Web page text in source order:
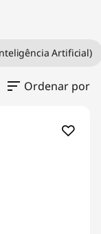
Artificial)
Ordenar por